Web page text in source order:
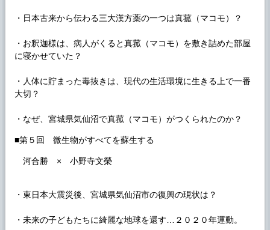
・日本古来から伝わる三大漢方薬の一つは真菰（マコモ）？
・お釈迦様は、病人がくると真菰（マコモ）を敷き詰めた部屋
に寝かせていた？
・人体に貯まった毒抜きは、現代の生活環境に生きる上で一番
大切？
・なぜ、宮城県気仙沼で真菰（マコモ）がつくられたのか？
■第５回 微生物がすべてを蘇生する
河合勝 × 小野寺文榮
・東日本大震災後、宮城県気仙沼市の復興の現状は？
・未来の子どもたちに綺麗な地球を還す…２０２０年運動。